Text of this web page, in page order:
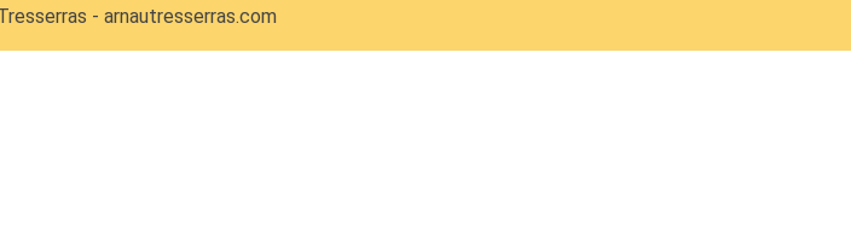
- arnautresserras.com